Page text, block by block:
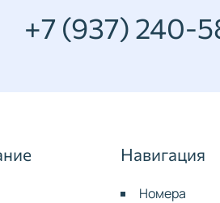
+7 (937) 240-
Навигация
Номера